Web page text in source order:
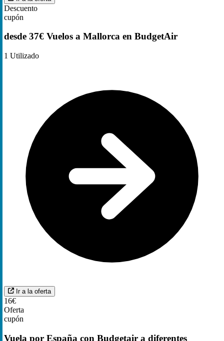
Descuento
cupón
desde 37€ Vuelos a Mallorca en BudgetAir
1 Utilizado
Ir a la oferta
16€
Oferta
cupón
Vuela por España con Budgetair a diferentes